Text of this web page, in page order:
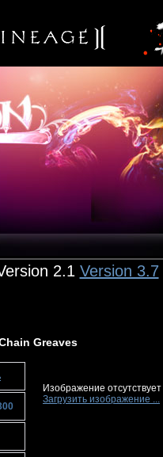
2.1 Version 3.7
Greaves
Изображение отсутствует
Загрузить изображение ...